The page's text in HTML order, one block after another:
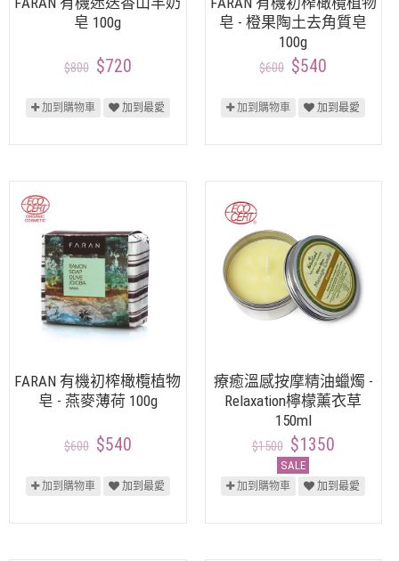
皂 100g
$800 $720
加到購物車 加到最愛
皂 - 橙果陶土去角質皂
100g
$600 $540
加到購物車 加到最愛
FARAN 有機初榨橄欖植物
皂 - 燕麥薄荷 100g
$600 $540
加到購物車 加到最愛
療癒溫感按摩精油蠟燭 -
Relaxation檸檬薰衣草
150ml
$1500 $1350
SALE
加到購物車 加到最愛